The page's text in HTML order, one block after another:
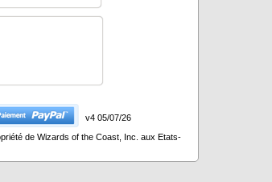
v4 05/07/26
de Wizards of the Coast, Inc. aux Etats-